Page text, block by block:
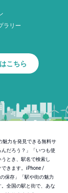
ラリー
こちら
魅力を発見できる無料サ
だろう？」「いつも使
とき、駅名で検索し
きます。iPhone /
保存」「駅や街の魅力
全国の駅と街で、あな